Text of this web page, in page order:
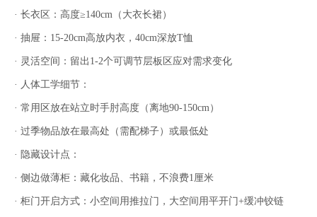
· 长衣区：高度≥140cm（大衣长裙）
· 抽屉：15-20cm高放内衣，40cm深放T恤
· 灵活空间：留出1-2个可调节层板区应对需求变化
· 人体工学细节：
· 常用区放在站立时手肘高度（离地90-150cm）
· 过季物品放在最高处（需配梯子）或最低处
· 隐藏设计点：
· 侧边做薄柜：藏化妆品、书籍，不浪费1厘米
· 柜门开启方式：小空间用推拉门，大空间用平开门+缓冲铰链